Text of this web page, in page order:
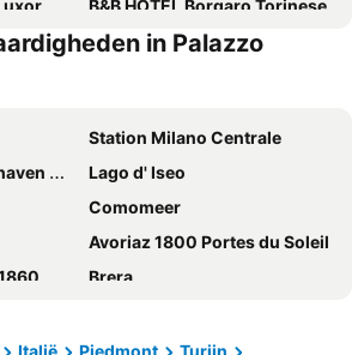
B&B HOTEL Borgaro Torinese
Carlina
Best Western Crystal Palace Hotel
Suites
B&B HOTEL Torino President
Principi di Piemonte UNA Esperienze
Hilton Turin Centre
Diamante MHotel
Pacific Hotel Fortino
in Palazzo
Station Milano Centrale
Linate
Lago d' Iseo
Comomeer
Avoriaz 1800 Portes du Soleil
Brera
plagne
Oeschinensee
Italië Piedmont
Turijn